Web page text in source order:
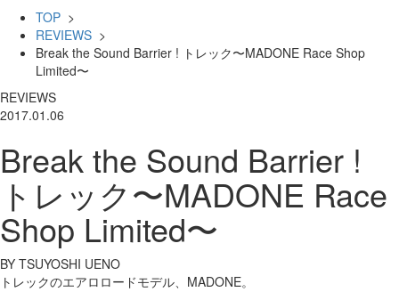
TOP >
REVIEWS >
Break the Sound Barrier ! トレック〜MADONE Race Shop
Limited〜
REVIEWS
2017.01.06
Break the Sound Barrier !
トレック〜MADONE Race
Shop Limited〜
BY TSUYOSHI UENO
トレックのエアロロードモデル、MADONE。